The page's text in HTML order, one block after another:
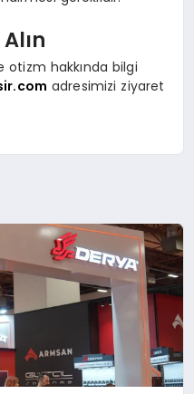
otizm hakkında bilgi
adresimizi ziyaret